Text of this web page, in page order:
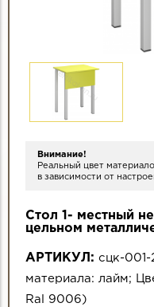
Внимание!
Реальный цвет
в зависимости от
Стол 1- местный
цельном
АРТИКУЛ: сцк-001-
материала: лайм;
Ral 9006)